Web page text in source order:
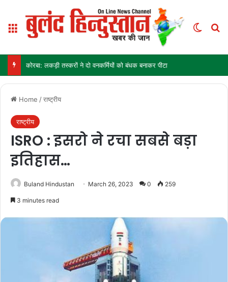
Menu
कोरबा: लकड़ी तस्करों ने दो वनकर्मियों को बंधक बनाकर पीटा
Home /राष्ट्रीय
राष्ट्रीय
ISRO : इसरो ने रचा सबसे बड़ा
इतिहास…
Buland Hindustan March 26, 2023 0 259
3 minutes read